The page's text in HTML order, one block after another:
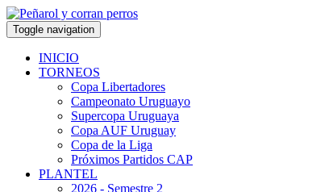
Toggle navigation
INICIO
TORNEOS
Copa Libertadores
Campeonato Uruguayo
Supercopa Uruguaya
Copa AUF Uruguay
Copa de la Liga
Próximos Partidos CAP
PLANTEL
2026 - Semestre 2